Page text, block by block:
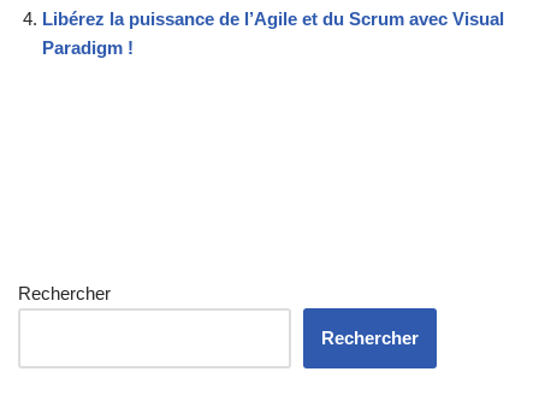
Libérez la puissance de l’Agile et du Scrum avec Visual
Paradigm !
Rechercher
Rechercher